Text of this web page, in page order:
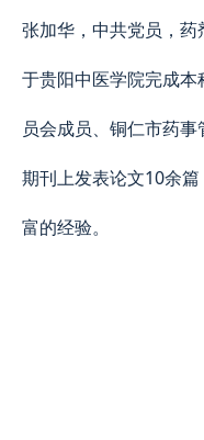
张加华，中共党员，
于贵阳中医学院完成
员会成员、铜仁市药
期刊上发表论文10余
富的经验。